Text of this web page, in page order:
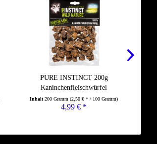
PURE INSTINCT 200g
Kaninchenfleischwürfel
Inhalt200 Gramm(2,50 € * / 100 Gramm)
4,99 € *